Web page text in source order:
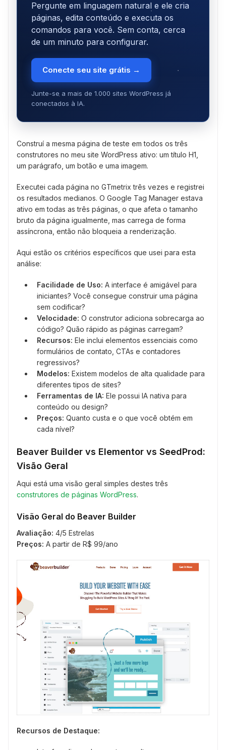
Pergunte em linguagem natural e ele cria
páginas, edita conteúdo e executa os
comandos para você. Sem conta, cerca
de um minuto para configurar.
Conecte seu site grátis →
Junte-se a mais de 1.000 sites WordPress já
conectados à IA.
Construí a mesma página de teste em todos os três
construtores no meu site WordPress ativo: um título H1,
um parágrafo, um botão e uma imagem.
Executei cada página no GTmetrix três vezes e registrei
os resultados medianos. O Google Tag Manager estava
ativo em todas as três páginas, o que afeta o tamanho
bruto da página igualmente, mas carrega de forma
assíncrona, então não bloqueia a renderização.
Aqui estão os critérios específicos que usei para esta
análise:
Facilidade de Uso: A interface é amigável para
iniciantes? Você consegue construir uma página
sem codificar?
Velocidade: O construtor adiciona sobrecarga ao
código? Quão rápido as páginas carregam?
Recursos: Ele inclui elementos essenciais como
formulários de contato, CTAs e contadores
regressivos?
Modelos: Existem modelos de alta qualidade para
diferentes tipos de sites?
Ferramentas de IA: Ele possui IA nativa para
conteúdo ou design?
Preços: Quanto custa e o que você obtém em
cada nível?
Beaver Builder vs Elementor vs SeedProd:
Visão Geral
Aqui está uma visão geral simples destes três
construtores de páginas WordPress.
Visão Geral do Beaver Builder
Avaliação: 4/5 Estrelas
Preços: A partir de R$ 99/ano
Recursos de Destaque: